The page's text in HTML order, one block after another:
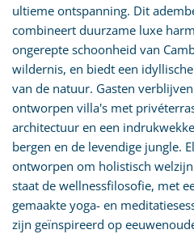
ultieme ontspanning. Dit
combineert duurzame luxe
ongerepte schoonheid van
wildernis, en biedt een
van de natuur. Gasten
ontworpen villa's met
architectuur en een
bergen en de levendige jungle.
ontworpen om holistisch
staat de wellnessfilosofie, met
gemaakte yoga- en
zijn geïnspireerd op